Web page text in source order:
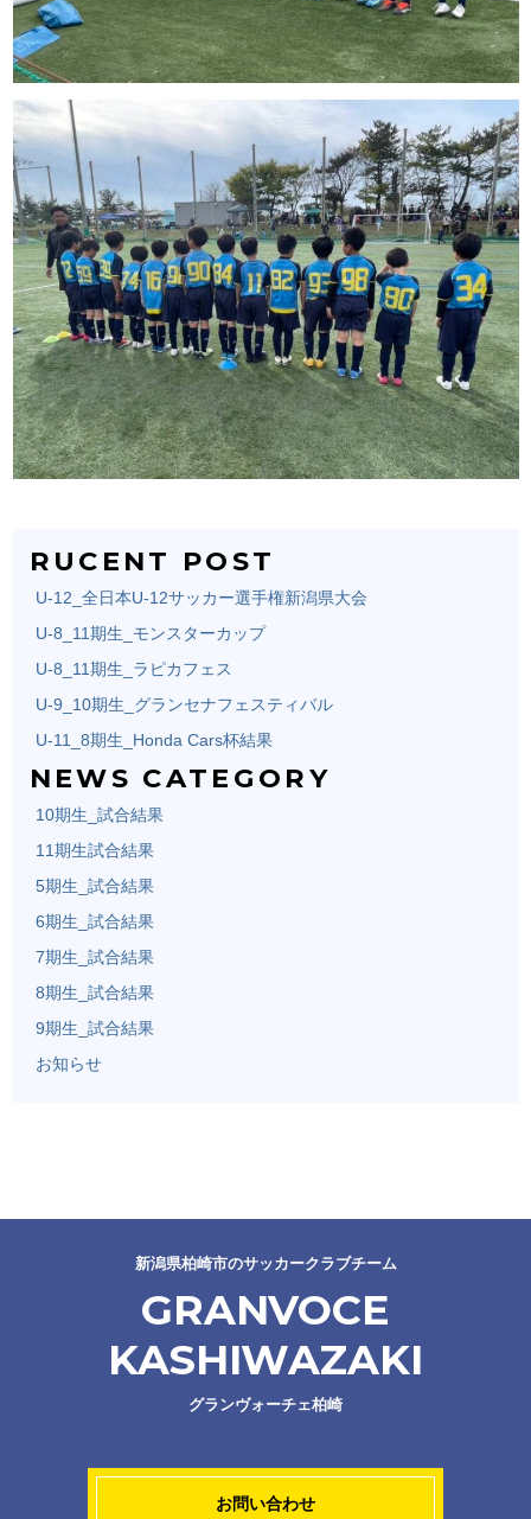
RUCENT POST
U-12_全日本U-12サッカー選手権新潟県大会
U-8_11期生_モンスターカップ
U-8_11期生_ラピカフェス
U-9_10期生_グランセナフェスティバル
U-11_8期生_Honda Cars杯結果
NEWS CATEGORY
10期生_試合結果
11期生試合結果
5期生_試合結果
6期生_試合結果
7期生_試合結果
8期生_試合結果
9期生_試合結果
お知らせ
新潟県柏崎市のサッカークラブチーム
GRANVOCE
KASHIWAZAKI
グランヴォーチェ柏崎
お問い合わせ